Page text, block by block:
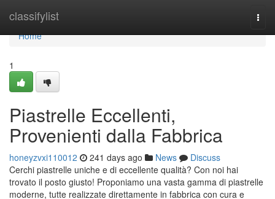
classifylist
Home
Home
1
Piastrelle Eccellenti,
Provenienti dalla Fabbrica
honeyzvxi110012 241 days ago News
Discuss
Cerchi piastrelle uniche e di eccellente qualità? Con noi hai
trovato il posto giusto! Proponiamo una vasta gamma di piastrelle
moderne, tutte realizzate direttamente in fabbrica con cura e